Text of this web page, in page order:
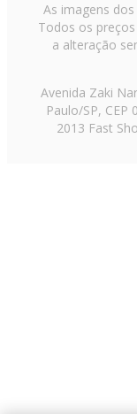
As imagens
Todos os
a alteração
Avenida Zaki
Paulo/SP,
2013 Fast